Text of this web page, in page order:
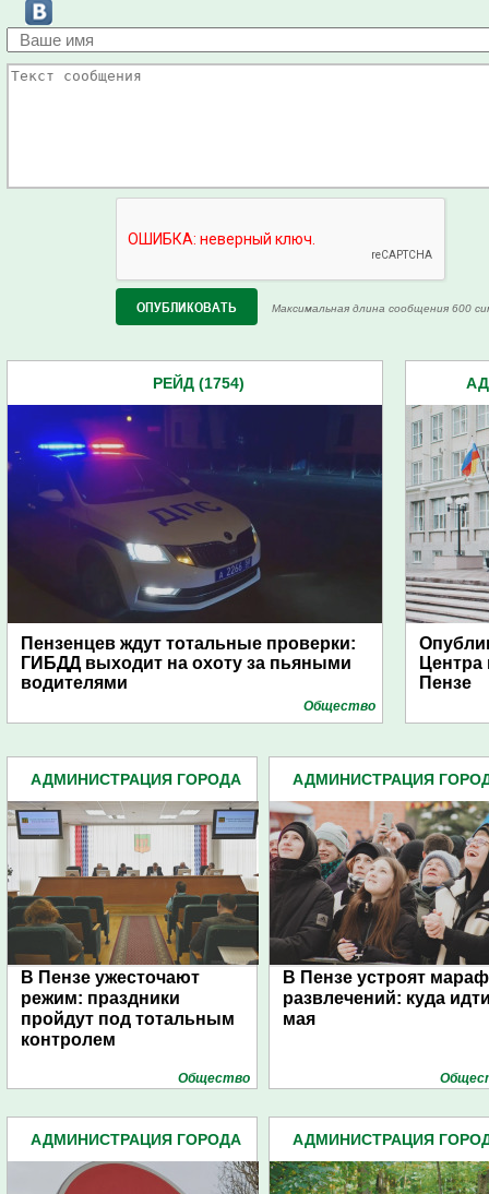
Максимальная длина сообщения 600
РЕЙД (1754)
Пензенцев ждут тотальные проверки:
ГИБДД выходит на охоту за пьяными
водителями
Общество
Пензе
АДМИНИСТРАЦИЯ ГОРОДА
В Пензе ужесточают
режим: праздники
пройдут под тотальным
контролем
Общество
АДМИНИСТРАЦИЯ
В Пензе устроят
развлечений: куда
мая
АДМИНИСТРАЦИЯ ГОРОДА
АДМИНИСТРАЦИЯ